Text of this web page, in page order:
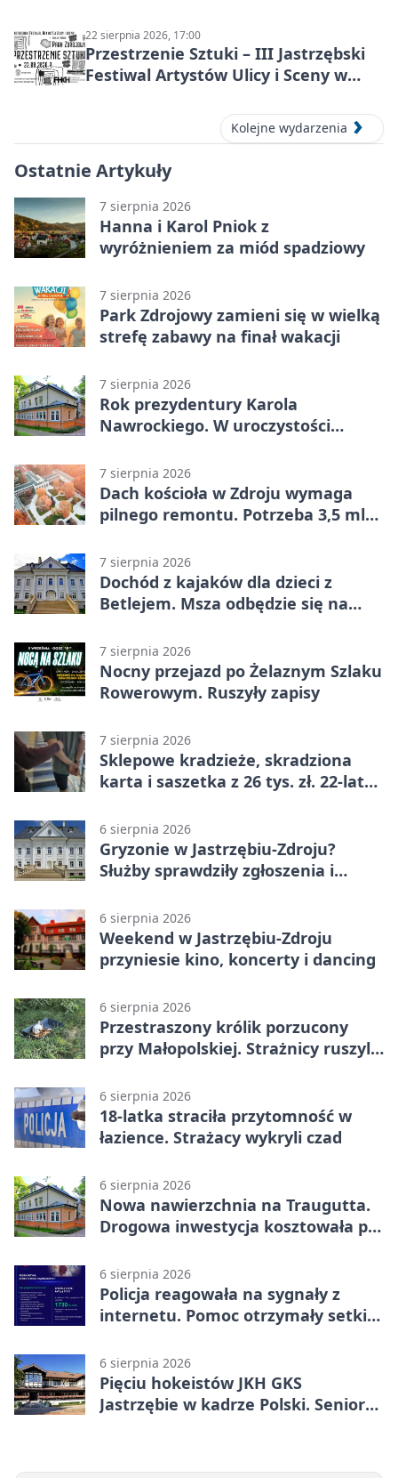
22 sierpnia 2026, 17:00
Przestrzenie Sztuki – III Jastrzębski
Festiwal Artystów Ulicy i Sceny w
Kolejne wydarzenia
Ostatnie Artykuły
7 sierpnia 2026
Hanna i Karol Pniok z
wyróżnieniem za miód spadziowy
7 sierpnia 2026
Park Zdrojowy zamieni się w wielką
strefę zabawy na finał wakacji
7 sierpnia 2026
Rok prezydentury Karola
Nawrockiego. W uroczystości
7 sierpnia 2026
Dach kościoła w Zdroju wymaga
pilnego remontu. Potrzeba 3,5 mln
7 sierpnia 2026
Dochód z kajaków dla dzieci z
Betlejem. Msza odbędzie się na
7 sierpnia 2026
Nocny przejazd po Żelaznym Szlaku
Rowerowym. Ruszyły zapisy
7 sierpnia 2026
Sklepowe kradzieże, skradziona
karta i saszetka z 26 tys. zł. 22-latek
6 sierpnia 2026
Gryzonie w Jastrzębiu-Zdroju?
Służby sprawdziły zgłoszenia i
6 sierpnia 2026
Weekend w Jastrzębiu-Zdroju
przyniesie kino, koncerty i dancing
6 sierpnia 2026
Przestraszony królik porzucony
przy Małopolskiej. Strażnicy ruszyli
6 sierpnia 2026
18-latka straciła przytomność w
łazience. Strażacy wykryli czad
6 sierpnia 2026
Nowa nawierzchnia na Traugutta.
Drogowa inwestycja kosztowała pół
6 sierpnia 2026
Policja reagowała na sygnały z
internetu. Pomoc otrzymały setki
6 sierpnia 2026
Pięciu hokeistów JKH GKS
Jastrzębie w kadrze Polski. Seniorzy